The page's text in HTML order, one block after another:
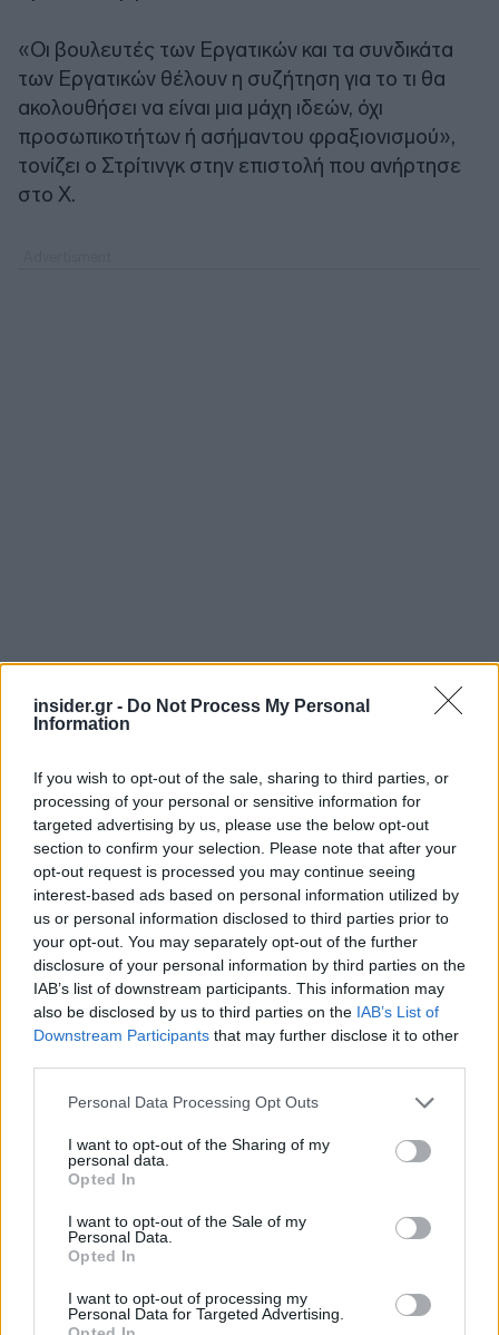
insider.gr - Do Not Process My Personal
Information
If you wish to opt-out of the sale, sharing to third parties, or
processing of your personal or sensitive information for
targeted advertising by us, please use the below opt-out
section to confirm your selection. Please note that after your
opt-out request is processed you may continue seeing
interest-based ads based on personal information utilized by
us or personal information disclosed to third parties prior to
your opt-out. You may separately opt-out of the further
disclosure of your personal information by third parties on the
IAB’s list of downstream participants. This information may
also be disclosed by us to third parties on the IAB’s List of
Downstream Participants that may further disclose it to other
Please note that this website/app uses one or more Google
not limited to your visit or usage behaviour. You may click to
grant or deny consent to Google and its third-party tags to
use your data for below specified purposes in below Google
consent section.
Personal Data Processing Opt Outs
I want to opt-out of the Sharing of my
personal data.
Opted In
I want to opt-out of the Sale of my
Personal Data.
Opted In
I want to opt-out of processing my
Personal Data for Targeted Advertising.
«Οι βουλευτές των Εργατικών και τα συνδικάτα
των Εργατικών θέλουν η συζήτηση για το τι θα
ακολουθήσει να είναι μια μάχη ιδεών, όχι
προσωπικοτήτων ή ασήμαντου φραξιονισμού»,
τονίζει ο Στρίτινγκ στην επιστολή που ανήρτησε
στο Χ.
«Αυτή πρέπει να είναι ευρεία και να περιλαμβάνει
το καλύτερο δυνατό πεδίο υποψηφίων.
Υποστηρίζω αυτή την προσέγγιση και ελπίζω ότι
θα τη διευκολύνετε», προσθέτει στην επιστολή
«Εκεί που χρειαζόμαστε όραμα, έχουμε κενό. Εκεί
που χρειαζόμαστε κατεύθυνση, κινούμαστε σαν
ομιλία τουΣτάρμερτη Δευτέρα, με την οποία ο
Βρετανός ηγέτης ήλπιζε ότι θα σταματούσε τα